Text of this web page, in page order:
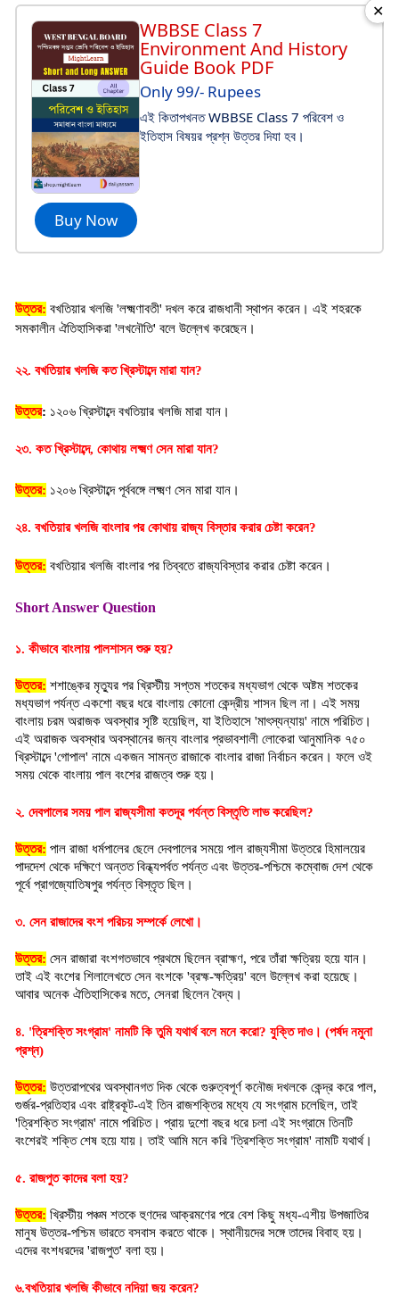
Buy Now
WBBSE Class 7
Environment And History
Guide Book PDF
Only 99/- Rupees
এই কিতাপখনত WBBSE Class 7 পরিবেশ ও
ইতিহাস বিষয়র প্রশ্ন উত্তর দিযা হব।
✕
উত্তর: বখতিয়ার খলজি 'লক্ষ্মণাবতী' দখল করে রাজধানী স্থাপন করেন। এই শহরকে
সমকালীন ঐতিহাসিকরা 'লখনৌতি' বলে উল্লেখ করেছেন।
২২. বখতিয়ার খলজি কত খ্রিস্টাব্দে মারা যান?
উত্তর: ১২০৬ খ্রিস্টাব্দে বখতিয়ার খলজি মারা যান।
২৩. কত খ্রিস্টাব্দে, কোথায় লক্ষ্মণ সেন মারা যান?
উত্তর: ১২০৬ খ্রিস্টাব্দে পূর্ববঙ্গে লক্ষ্মণ সেন মারা যান।
২৪. বখতিয়ার খলজি বাংলার পর কোথায় রাজ্য বিস্তার করার চেষ্টা করেন?
উত্তর: বখতিয়ার খলজি বাংলার পর তিব্বতে রাজ্যবিস্তার করার চেষ্টা করেন।
Short Answer Question
১. কীভাবে বাংলায় পালশাসন শুরু হয়?
উত্তর: শশাঙ্কের মৃত্যুর পর খ্রিস্টীয় সপ্তম শতকের মধ্যভাগ থেকে অষ্টম শতকের
মধ্যভাগ পর্যন্ত একশো বছর ধরে বাংলায় কোনো কেন্দ্রীয় শাসন ছিল না। এই সময়
বাংলায় চরম অরাজক অবস্থার সৃষ্টি হয়েছিল, যা ইতিহাসে 'মাৎস্যন্যায়' নামে পরিচিত।
এই অরাজক অবস্থার অবস্থানের জন্য বাংলার প্রভাবশালী লোকেরা আনুমানিক ৭৫০
খ্রিস্টাব্দে 'গোপাল' নামে একজন সামন্ত রাজাকে বাংলার রাজা নির্বাচন করেন। ফলে ওই
সময় থেকে বাংলায় পাল বংশের রাজত্ব শুরু হয়।
২. দেবপালের সময় পাল রাজ্যসীমা কতদূর পর্যন্ত বিস্তৃতি লাভ করেছিল?
উত্তর: পাল রাজা ধর্মপালের ছেলে দেবপালের সময়ে পাল রাজ্যসীমা উত্তরে হিমালয়ের
পাদদেশ থেকে দক্ষিণে অন্তত বিন্ধ্যপর্বত পর্যন্ত এবং উত্তর-পশ্চিমে কম্বোজ দেশ থেকে
পূর্বে প্রাগজ্যোতিষপুর পর্যন্ত বিস্তৃত ছিল।
৩. সেন রাজাদের বংশ পরিচয় সম্পর্কে লেখো।
উত্তর: সেন রাজারা বংশগতভাবে প্রথমে ছিলেন ব্রাহ্মণ, পরে তাঁরা ক্ষত্রিয় হয়ে যান।
তাই এই বংশের শিলালেখতে সেন বংশকে 'ব্রহ্ম-ক্ষত্রিয়' বলে উল্লেখ করা হয়েছে।
আবার অনেক ঐতিহাসিকের মতে, সেনরা ছিলেন বৈদ্য।
৪. 'ত্রিশক্তি সংগ্রাম' নামটি কি তুমি যথার্থ বলে মনে করো? যুক্তি দাও। (পর্ষদ নমুনা
প্রশ্ন)
উত্তর: উত্তরাপথের অবস্থানগত দিক থেকে গুরুত্বপূর্ণ কনৌজ দখলকে কেন্দ্র করে পাল,
গুর্জর-প্রতিহার এবং রাষ্ট্রকূট-এই তিন রাজশক্তির মধ্যে যে সংগ্রাম চলেছিল, তাই
'ত্রিশক্তি সংগ্রাম' নামে পরিচিত। প্রায় দুশো বছর ধরে চলা এই সংগ্রামে তিনটি
বংশেরই শক্তি শেষ হয়ে যায়। তাই আমি মনে করি 'ত্রিশক্তি সংগ্রাম' নামটি যথার্থ।
৫. রাজপুত কাদের বলা হয়?
উত্তর: খ্রিস্টীয় পঞ্চম শতকে হুণদের আক্রমণের পরে বেশ কিছু মধ্য-এশীয় উপজাতির
মানুষ উত্তর-পশ্চিম ভারতে বসবাস করতে থাকে। স্থানীয়দের সঙ্গে তাদের বিবাহ হয়।
এদের বংশধরদের 'রাজপুত' বলা হয়।
৬.বখতিয়ার খলজি কীভাবে নদিয়া জয় করেন?